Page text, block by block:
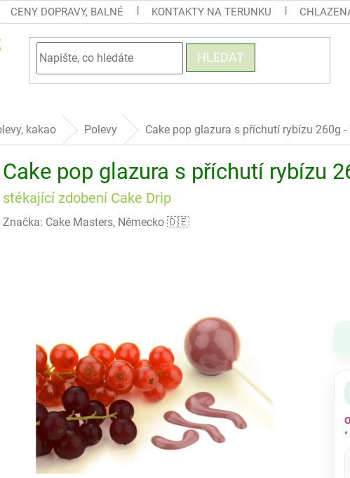
CENY DOPRAVY, BALNÉ KONTAKTY NA TERUNKU
HLEDAT
kakao Polevy Cake pop glazura s příchutí rybízu 260g -
Cake pop glazura s příchutí rybízu
stékající zdobení Cake Drip
Značka: Cake Masters, Německo 🇩🇪
*